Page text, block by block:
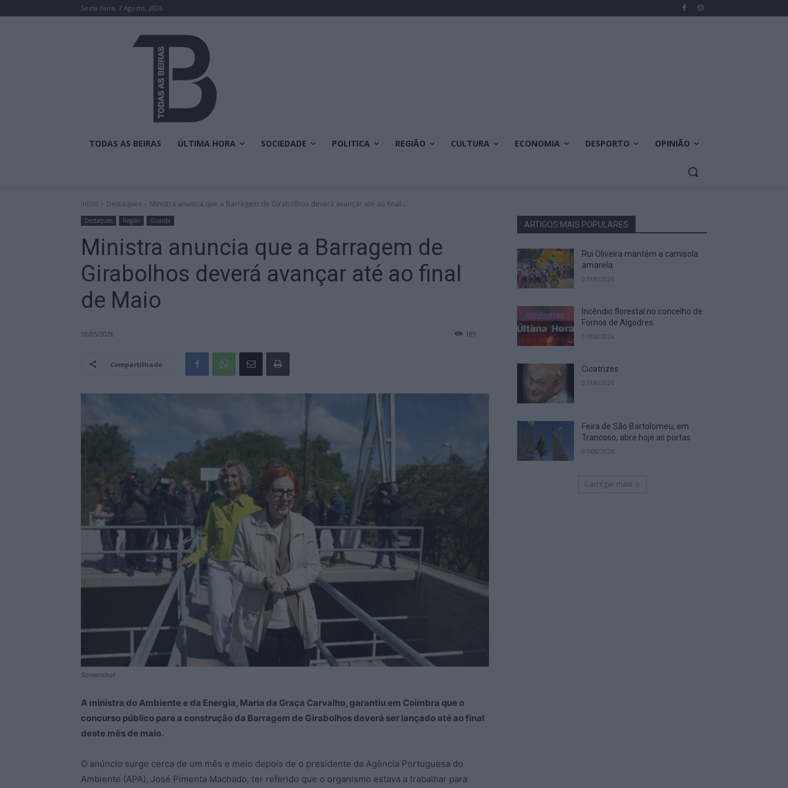
Sexta-feira, 7 Agosto, 2026
TODAS AS BEIRAS ÚLTIMA HORA SOCIEDADE POLITICA REGIÃO CULTURA ECONOMIA DESPORTO OPINIÃO
Início Destaques Ministra anuncia que a Barragem de Girabolhos deverá avançar até ao final...
Destaques Região Guarda
Ministra anuncia que a Barragem de
Girabolhos deverá avançar até ao final
de Maio
18/05/2026 189
Compartilhado
Screenshot
A ministra do Ambiente e da Energia, Maria da Graça Carvalho, garantiu em Coimbra que o
concurso público para a construção da Barragem de Girabolhos deverá ser lançado até ao final
deste mês de maio.
O anúncio surge cerca de um mês e meio depois de o presidente da Agência Portuguesa do
Ambiente (APA), José Pimenta Machado, ter referido que o organismo estava a trabalhar para
ARTIGOS MAIS POPULARES
Rui Oliveira mantém a camisola
amarela
07/08/2026
Incêndio florestal no concelho de
Fornos de Algodres
07/08/2026
Cicatrizes
07/08/2026
Feira de São Bartolomeu, em
Trancoso, abre hoje as portas
07/08/2026
Carregar mais